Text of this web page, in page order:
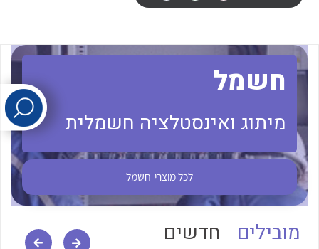
חשמל
מיתוג ואינסטלציה חשמלית
לכל מוצרי חשמל
מובילים חדשים